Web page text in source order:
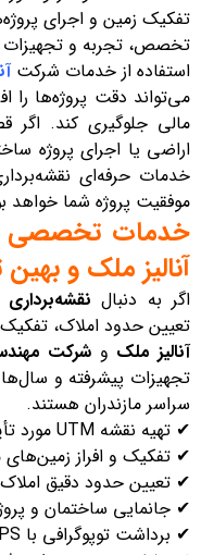
تفکیک زمین و اجرای
تخصص، تجربه و تجهیزات
استفاده از خدمات شرکت
می‌تواند دقت پروژه‌ها را
مالی جلوگیری کند. اگر
اراضی یا اجرای پروژه
خدمات حرفه‌ای
موفقیت پروژه شما خواهد
خدمات تخصصی
آنالیز ملک و
اگر به دنبال
تعیین حدود املاک،
آنالیز ملک و شرکت
تجهیزات پیشرفته و
سراسر مازندران هستند.
✔ تهیه نقشه UTM مورد تأیید اداره ثبت
✔ تفکیک و افراز
✔ تعیین حدود دقیق
✔ جانمایی ساختمان و
✔ برداشت توپوگرافی با GPS دوفرکانسه و توتال استیشن